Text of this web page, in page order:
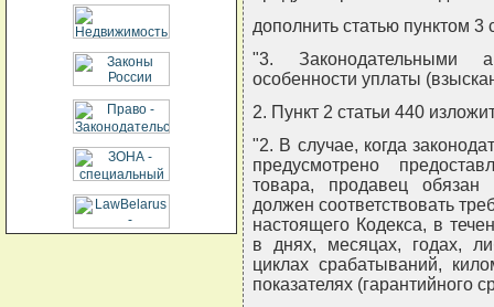
дополнить статью пунктом
"3. Законодательными
особенности уплаты
2. Пункт 2 статьи 440
"2. В случае, когда
предусмотрено
товара, продавец обязан
должен соответствовать
настоящего Кодекса, в
в днях, месяцах, годах,
циклах срабатываний,
показателях (гарантийного